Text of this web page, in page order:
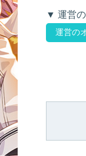
▼ 運営の
運営の